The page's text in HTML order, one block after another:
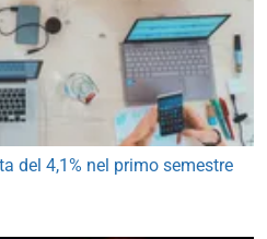
del 4,1% nel primo semestre